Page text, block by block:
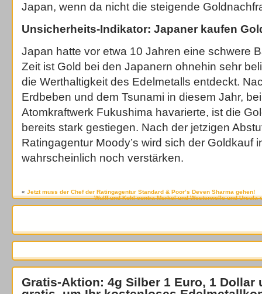
Japan, wenn da nicht die steigende
Unsicherheits-Indikator: Japaner kaufen
Japan hatte vor etwa 10 Jahren eine schwere
Zeit ist Gold bei den Japanern ohnehin sehr
die Werthaltigkeit des Edelmetalls entdeckt.
Erdbeben und dem Tsunami in diesem Jahr,
Atomkraftwerk Fukushima havarierte, ist die
bereits stark gestiegen. Nach der jetzigen
Ratingagentur Moody’s wird sich der Goldkauf
wahrscheinlich noch verstärken.
« Jetzt muss der Chef der Ratingagentur Standard & Poor’s Deven Sharma gehen!
Wulff und Kohl contra Merkel und Westerwelle und
Gratis-Aktion: 4g Silber 1 Euro, 1 Dollar